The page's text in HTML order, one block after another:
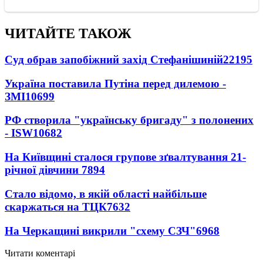
ЧИТАЙТЕ ТАКОЖ
Суд обрав запобіжний захід Стефанішиній22195
Україна поставила Путіна перед дилемою -
ЗМІ10699
РФ створила "українську бригаду" з полонених
- ISW10682
На Київщині сталося групове зґвалтування 21-
річної дівчини 7894
Стало відомо, в якій області найбільше
скаржаться на ТЦК7632
На Черкащині викрили "схему СЗЧ"6968
Читати коментарі